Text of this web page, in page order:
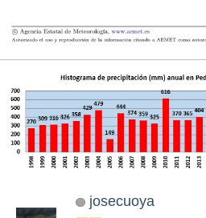
josecuoya